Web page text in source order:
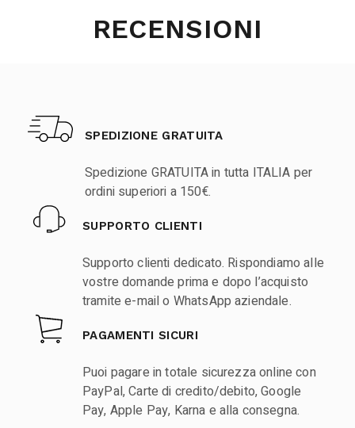
RECENSIONI
SPEDIZIONE GRATUITA
Spedizione GRATUITA in tutta ITALIA per
ordini superiori a 150€.
SUPPORTO CLIENTI
Supporto clienti dedicato. Rispondiamo alle
vostre domande prima e dopo l’acquisto
tramite e-mail o WhatsApp aziendale.
PAGAMENTI SICURI
Puoi pagare in totale sicurezza online con
PayPal, Carte di credito/debito, Google
Pay, Apple Pay, Karna e alla consegna.